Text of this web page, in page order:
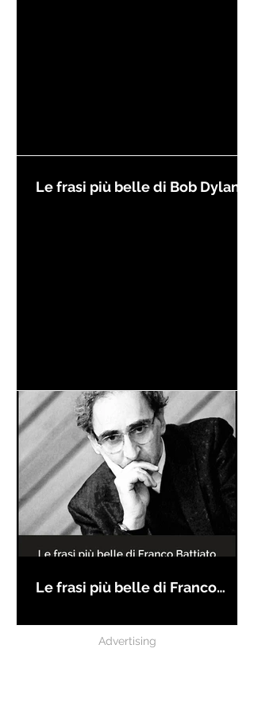
Le frasi più belle di Bob Dylan
Le frasi più belle di Franco
Advertising